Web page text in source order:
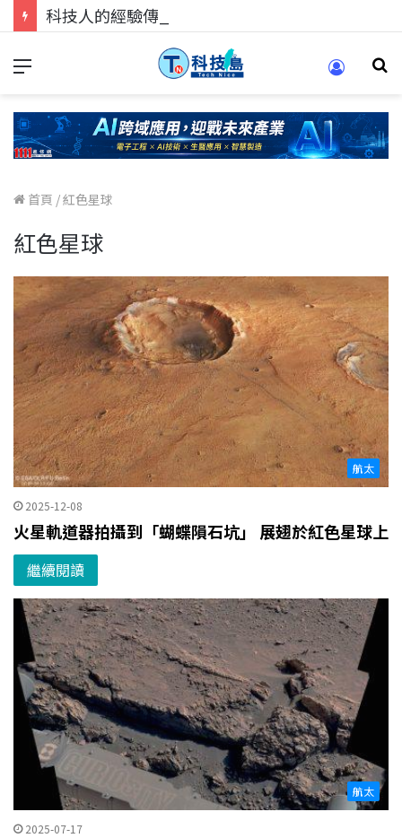
首頁 /紅色星球
紅色星球
航太
2025-12-08
火星軌道器拍攝到「蝴蝶隕石坑」 展翅於紅色星球上
繼續閱讀
航太
2025-07-17